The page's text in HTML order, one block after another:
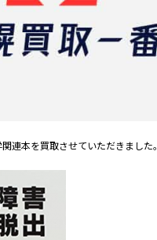
連本を買取させていただきました。